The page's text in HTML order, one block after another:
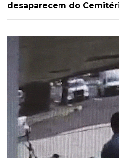
desaparecem do